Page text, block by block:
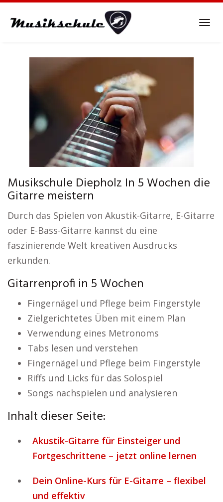
Musikschule Diepholz In 5 Wochen die
Gitarre meistern
Durch das Spielen von Akustik-Gitarre, E-Gitarre
oder E-Bass-Gitarre kannst du eine
faszinierende Welt kreativen Ausdrucks
erkunden.
Gitarrenprofi in 5 Wochen
Fingernägel und Pflege beim Fingerstyle
Zielgerichtetes Üben mit einem Plan
Verwendung eines Metronoms
Tabs lesen und verstehen
Fingernägel und Pflege beim Fingerstyle
Riffs und Licks für das Solospiel
Songs nachspielen und analysieren
Inhalt dieser Seite:
Akustik-Gitarre für Einsteiger und
Fortgeschrittene – jetzt online lernen
Dein Online-Kurs für E-Gitarre – flexibel
und effektiv